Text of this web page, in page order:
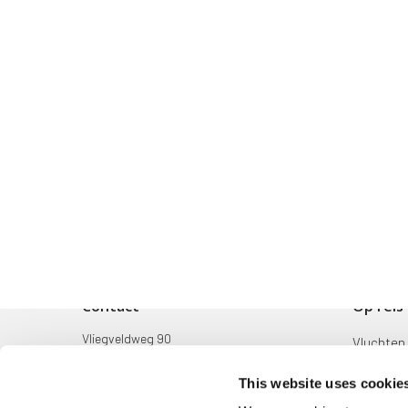
This website uses
Contact
Vliegveldweg 90
Op reis
Vluchten